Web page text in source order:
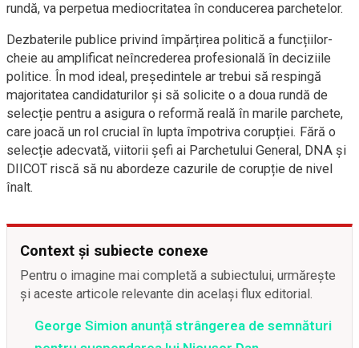
rundă, va perpetua mediocritatea în conducerea parchetelor.
Dezbaterile publice privind împărțirea politică a funcțiilor-
cheie au amplificat neîncrederea profesională în deciziile
politice. În mod ideal, președintele ar trebui să respingă
majoritatea candidaturilor și să solicite o a doua rundă de
selecție pentru a asigura o reformă reală în marile parchete,
care joacă un rol crucial în lupta împotriva corupției. Fără o
selecție adecvată, viitorii șefi ai Parchetului General, DNA și
DIICOT riscă să nu abordeze cazurile de corupție de nivel
înalt.
Context și subiecte conexe
Pentru o imagine mai completă a subiectului, urmărește
și aceste articole relevante din același flux editorial.
George Simion anunță strângerea de semnături